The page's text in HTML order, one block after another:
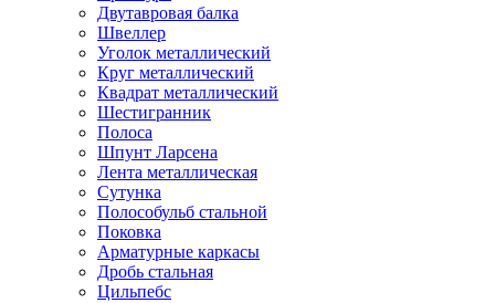
Двутавровая балка
Швеллер
Уголок металлический
Круг металлический
Квадрат металлический
Шестигранник
Полоса
Шпунт Ларсена
Лента металлическая
Сутунка
Полособульб стальной
Поковка
Арматурные каркасы
Дробь стальная
Цильпебс